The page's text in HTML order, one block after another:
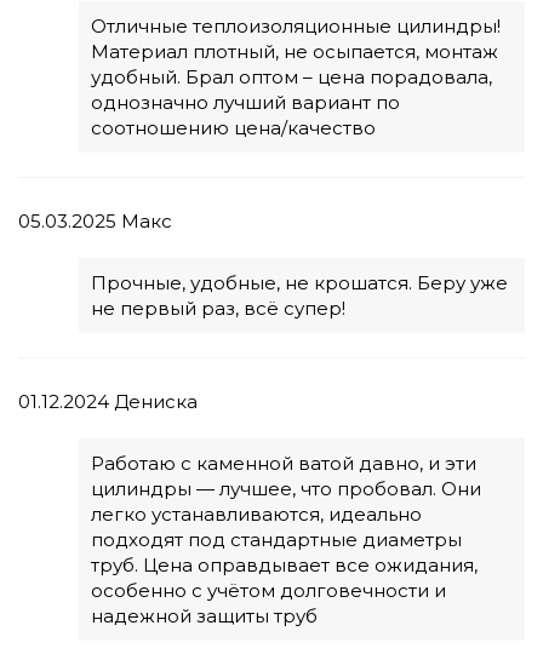
Отличные теплоизоляционные цилиндры!
Материал плотный, не осыпается, монтаж
удобный. Брал оптом – цена порадовала,
однозначно лучший вариант по
соотношению цена/качество
05.03.2025 Макс
Прочные, удобные, не крошатся. Беру уже
не первый раз, всё супер!
01.12.2024 Дениска
Работаю с каменной ватой давно, и эти
цилиндры — лучшее, что пробовал. Они
легко устанавливаются, идеально
подходят под стандартные диаметры
труб. Цена оправдывает все ожидания,
особенно с учётом долговечности и
надежной защиты труб